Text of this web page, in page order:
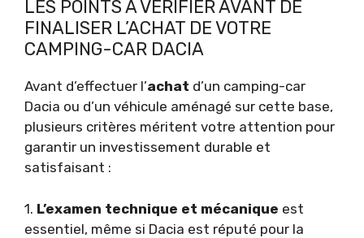
LES POINTS À VÉRIFIER AVANT DE
FINALISER L’ACHAT DE VOTRE
CAMPING-CAR DACIA
Avant d’effectuer l’achat d’un camping-car
Dacia ou d’un véhicule aménagé sur cette base,
plusieurs critères méritent votre attention pour
garantir un investissement durable et
satisfaisant :
1. L’examen technique et mécanique est
essentiel, même si Dacia est réputé pour la